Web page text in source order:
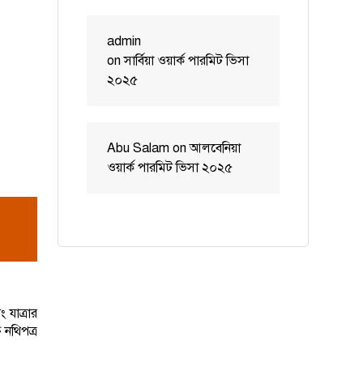
admin
onসার্বিয়া ওয়ার্ক পারমিট ভিসা
২০২৫
Abu Salam onআলবেনিয়া
ওয়ার্ক পারমিট ভিসা ২০২৫